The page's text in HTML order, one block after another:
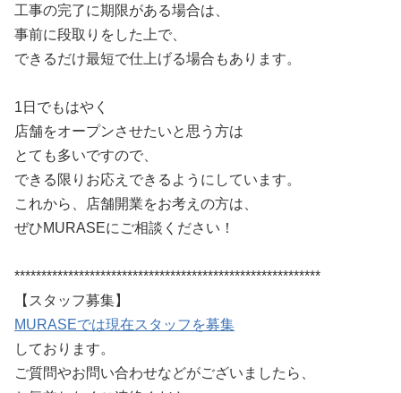
工事の完了に期限がある場合は、
事前に段取りをした上で、
できるだけ最短で仕上げる場合もあります。
1日でもはやく
店舗をオープンさせたいと思う方は
とても多いですので、
できる限りお応えできるようにしています。
これから、店舗開業をお考えの方は、
ぜひMURASEにご相談ください！
*********************************************************
【スタッフ募集】
MURASEでは現在スタッフを募集
しております。
ご質問やお問い合わせなどがございましたら、